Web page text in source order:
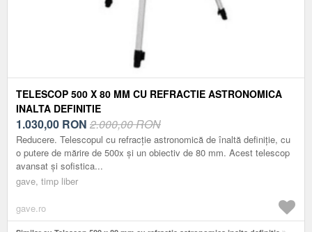
TELESCOP 500 X 80 MM CU REFRACTIE ASTRONOMICA
INALTA DEFINITIE
1.030,00 RON 2.000,00 RON
Reducere. Telescopul cu refracție astronomică de înaltă definiție, cu
o putere de mărire de 500x și un obiectiv de 80 mm. Acest telescop
avansat și sofistica...
gave, timp liber
gave.ro